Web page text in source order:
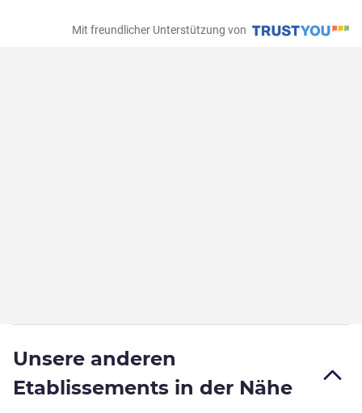
Mit freundlicher Unterstützung von
Unsere anderen
Etablissements in der Nähe